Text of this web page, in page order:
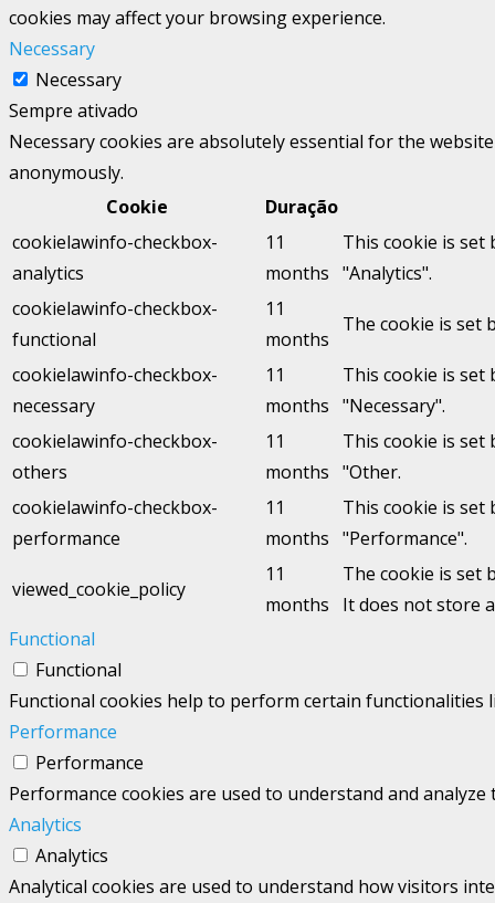
cookies may affect your browsing experience.
Necessary
Necessary
Sempre ativado
Necessary cookies are absolutely essential for the
anonymously.
Cookie
Duração
cookielawinfo-checkbox-
analytics
11
months
This cookie is set
"Analytics".
cookielawinfo-checkbox-
functional
11
months
The cookie is set
cookielawinfo-checkbox-
necessary
11
months
This cookie is set
"Necessary".
cookielawinfo-checkbox-
others
11
months
This cookie is set
"Other.
cookielawinfo-checkbox-
performance
11
months
This cookie is set
"Performance".
viewed_cookie_policy
11
months
The cookie is set
It does not store
Functional
Functional
Functional cookies help to perform certain
Performance
Performance
Performance cookies are used to understand and
Analytics
Analytics
Analytical cookies are used to understand how visitors